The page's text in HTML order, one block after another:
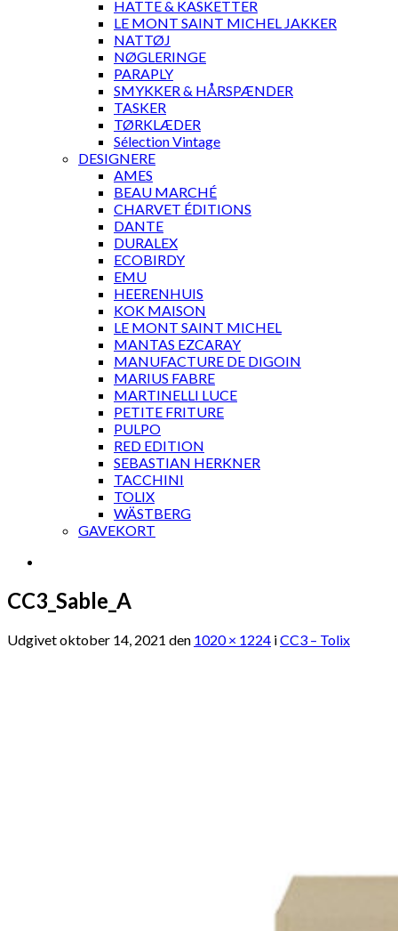
HATTE & KASKETTER
LE MONT SAINT MICHEL JAKKER
NATTØJ
NØGLERINGE
PARAPLY
SMYKKER & HÅRSPÆNDER
TASKER
TØRKLÆDER
Sélection Vintage
DESIGNERE
AMES
BEAU MARCHÉ
CHARVET ÉDITIONS
DANTE
DURALEX
ECOBIRDY
EMU
HEERENHUIS
KOK MAISON
LE MONT SAINT MICHEL
MANTAS EZCARAY
MANUFACTURE DE DIGOIN
MARIUS FABRE
MARTINELLI LUCE
PETITE FRITURE
PULPO
RED EDITION
SEBASTIAN HERKNER
TACCHINI
TOLIX
WÄSTBERG
GAVEKORT
CC3_Sable_A
Udgivetoktober 14, 2021 den 1020 × 1224 iCC3 – Tolix